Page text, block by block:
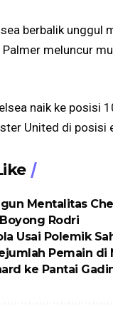
berbalik
meluncur
naik ke
United di posisi
Mentalitas
Rodri
Usai Polemik
Pemain di
ke Pantai